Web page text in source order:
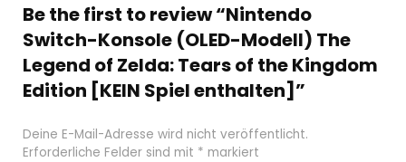
Be the first to review “Nintendo
Switch-Konsole (OLED-Modell) The
Legend of Zelda: Tears of the Kingdom
Edition [KEIN Spiel enthalten]”
Deine E-Mail-Adresse wird nicht veröffentlicht.
Erforderliche Felder sind mit * markiert